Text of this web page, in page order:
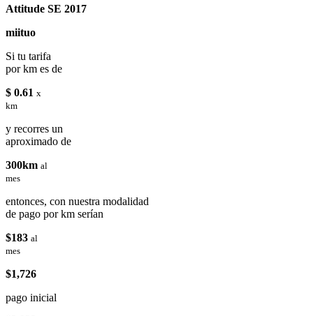
Attitude SE 2017
miituo
Si tu tarifa
por km es de
$ 0.61 x
km
y recorres un
aproximado de
300km al
mes
entonces, con nuestra modalidad
de pago por km serían
$183 al
mes
$1,726
pago inicial